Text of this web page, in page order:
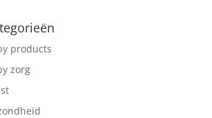
products
zorg